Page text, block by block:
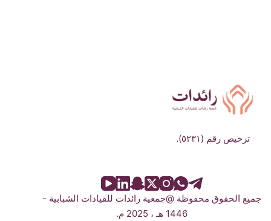
ترخيص رقم (٥٢٣١).
جميع الحقوق محفوظة @جمعية رائدات للقيادات الشبابية -
1446 هـ ، 2025 م.